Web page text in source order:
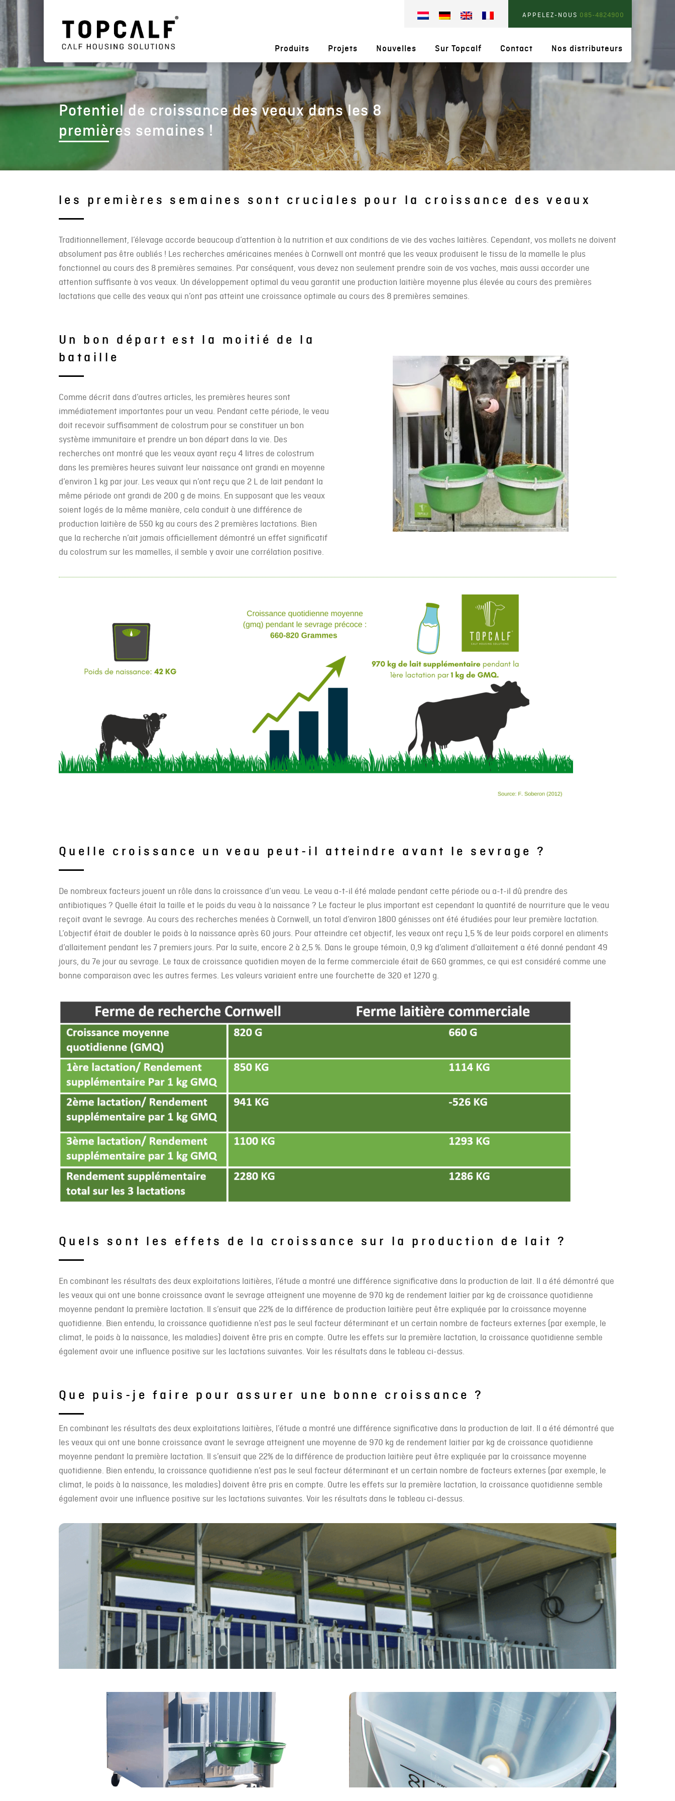
APPELEZ-NOUS 085-4824900
Produits Projets Nouvelles Sur Topcalf Contact Nos distributeurs
Potentiel de croissance des veaux dans les 8
premières semaines !
les premières semaines sont cruciales pour la croissance des veaux
Traditionnellement, l’élevage accorde beaucoup d’attention à la nutrition et aux conditions de vie des vaches laitières. Cependant, vos mollets ne doivent
absolument pas être oubliés ! Les recherches américaines menées à Cornwell ont montré que les veaux produisent le tissu de la mamelle le plus
fonctionnel au cours des 8 premières semaines. Par conséquent, vous devez non seulement prendre soin de vos vaches, mais aussi accorder une
attention suffisante à vos veaux. Un développement optimal du veau garantit une production laitière moyenne plus élevée au cours des premières
lactations que celle des veaux qui n’ont pas atteint une croissance optimale au cours des 8 premières semaines.
Un bon départ est la moitié de la
bataille
Comme décrit dans d’autres articles, les premières heures sont
immédiatement importantes pour un veau. Pendant cette période, le veau
doit recevoir suffisamment de colostrum pour se constituer un bon
système immunitaire et prendre un bon départ dans la vie. Des
recherches ont montré que les veaux ayant reçu 4 litres de colostrum
dans les premières heures suivant leur naissance ont grandi en moyenne
d’environ 1 kg par jour. Les veaux qui n’ont reçu que 2 L de lait pendant la
même période ont grandi de 200 g de moins. En supposant que les veaux
soient logés de la même manière, cela conduit à une différence de
production laitière de 550 kg au cours des 2 premières lactations. Bien
que la recherche n’ait jamais officiellement démontré un effet significatif
du colostrum sur les mamelles, il semble y avoir une corrélation positive.
Quelle croissance un veau peut-il atteindre avant le sevrage ?
De nombreux facteurs jouent un rôle dans la croissance d’un veau. Le veau a-t-il été malade pendant cette période ou a-t-il dû prendre des
antibiotiques ? Quelle était la taille et le poids du veau à la naissance ? Le facteur le plus important est cependant la quantité de nourriture que le veau
reçoit avant le sevrage. Au cours des recherches menées à Cornwell, un total d’environ 1800 génisses ont été étudiées pour leur première lactation.
L’objectif était de doubler le poids à la naissance après 60 jours. Pour atteindre cet objectif, les veaux ont reçu 1,5 % de leur poids corporel en aliments
d’allaitement pendant les 7 premiers jours. Par la suite, encore 2 à 2,5 %. Dans le groupe témoin, 0,9 kg d’aliment d’allaitement a été donné pendant 49
jours, du 7e jour au sevrage. Le taux de croissance quotidien moyen de la ferme commerciale était de 660 grammes, ce qui est considéré comme une
bonne comparaison avec les autres fermes. Les valeurs variaient entre une fourchette de 320 et 1270 g.
Quels sont les effets de la croissance sur la production de lait ?
En combinant les résultats des deux exploitations laitières, l’étude a montré une différence significative dans la production de lait. Il a été démontré que
les veaux qui ont une bonne croissance avant le sevrage atteignent une moyenne de 970 kg de rendement laitier par kg de croissance quotidienne
moyenne pendant la première lactation. Il s’ensuit que 22% de la différence de production laitière peut être expliquée par la croissance moyenne
quotidienne. Bien entendu, la croissance quotidienne n’est pas le seul facteur déterminant et un certain nombre de facteurs externes (par exemple, le
climat, le poids à la naissance, les maladies) doivent être pris en compte. Outre les effets sur la première lactation, la croissance quotidienne semble
également avoir une influence positive sur les lactations suivantes. Voir les résultats dans le tableau ci-dessus.
Que puis-je faire pour assurer une bonne croissance ?
En combinant les résultats des deux exploitations laitières, l’étude a montré une différence significative dans la production de lait. Il a été démontré que
les veaux qui ont une bonne croissance avant le sevrage atteignent une moyenne de 970 kg de rendement laitier par kg de croissance quotidienne
moyenne pendant la première lactation. Il s’ensuit que 22% de la différence de production laitière peut être expliquée par la croissance moyenne
quotidienne. Bien entendu, la croissance quotidienne n’est pas le seul facteur déterminant et un certain nombre de facteurs externes (par exemple, le
climat, le poids à la naissance, les maladies) doivent être pris en compte. Outre les effets sur la première lactation, la croissance quotidienne semble
également avoir une influence positive sur les lactations suivantes. Voir les résultats dans le tableau ci-dessus.
Topcalf Quinto
Niche à veaux Quinto XL La niche à veaux Topcalf Quinto offre de la place pour loger 5 veaux. La niche est fournie, en standard, avec des fourreaux pour fourches de levage
pour un transport facile. Grâce à cela, la niche pour veau offre un confort pour le veau comme pour l’éleveur. ✓ Système immunitaire …
Continued
Topcalf Mono
Case a veau Mono Disponible en version XL. La case à veau Topcalf Mono est une
case simple pour un veau. Un cadre de vie sain et sans germes, Les courants d’air
et le froid extrême sont des conditions à prendre en compte pour une croissance
optimale des veaux. Avec le box à veau Topcalf, …Continued
Accessoires
Accesoires Vous trouverez ci-dessous la liste de nos accessoires. Pour chaque
produit, il est possible de demander un devis gratuit et sans engagement. Si vous
êtes intéressé par plusieurs produits, vous pouvez demander un devis distinct
pour chacun d’eux. Vous recherchez un autre produit qui ne figure pas dans la
liste ci-dessous ? N’hésitez pas …
Continued